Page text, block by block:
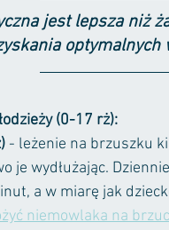
jest lepsza niż
(0-17 rż):
- leżenie na brzuszku
je wydłużając.
a w miarę jak
niemowlaka na